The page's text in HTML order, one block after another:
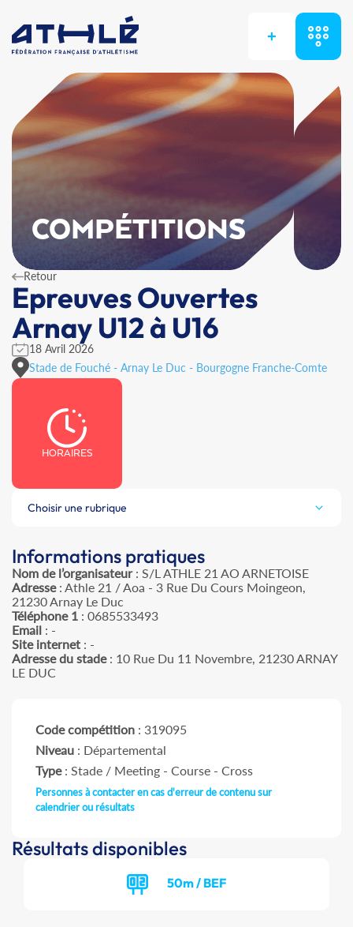
+
COMPÉTITIONS
Retour
Epreuves Ouvertes
Arnay U12 à U16
18 Avril 2026
Stade de Fouché - Arnay Le Duc - Bourgogne Franche-Comte
HORAIRES
Choisir une rubrique
Informations pratiques
Nom de l’organisateur: S/L ATHLE 21 AO ARNETOISE
Adresse: Athle 21 / Aoa - 3 Rue Du Cours Moingeon,
21230 Arnay Le Duc
Téléphone 1 : 0685533493
Email : -
Site internet : -
Adresse du stade: 10 Rue Du 11 Novembre, 21230 ARNAY
LE DUC
Code compétition : 319095
Niveau : Départemental
Type: Stade / Meeting - Course - Cross
Personnes à contacter en cas d'erreur de contenu sur
calendrier ou résultats
Résultats disponibles
50m / BEF